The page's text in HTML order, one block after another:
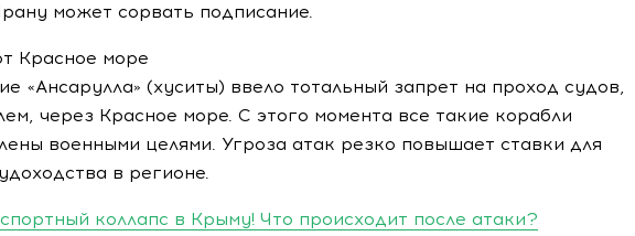
может сорвать подписание.
Красное море
«Ансарулла» (хуситы) ввело тотальный запрет на проход судов,
через Красное море. С этого момента все такие корабли
военными целями. Угроза атак резко повышает ставки для
в регионе.
коллапс в Крыму! Что происходит после атаки?